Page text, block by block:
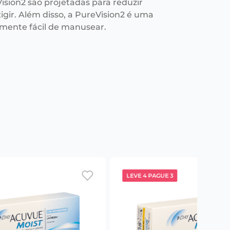
são projetadas para reduzir
Além disso, a PureVision2 é uma
fácil de manusear.
LEVE 4 PAGUE 3